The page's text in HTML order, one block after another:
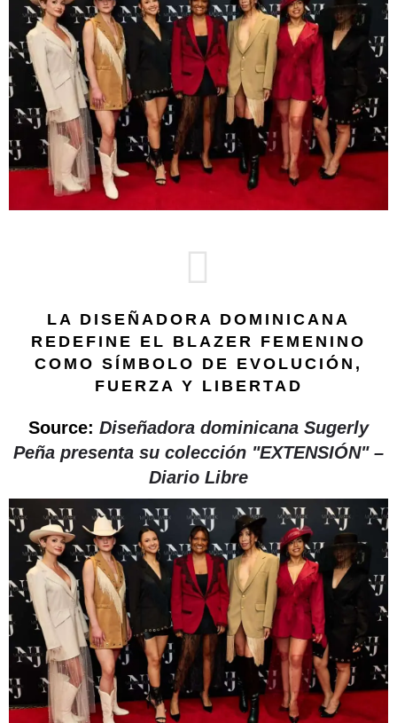
LA DISEÑADORA DOMINICANA
REDEFINE EL BLAZER FEMENINO
COMO SÍMBOLO DE EVOLUCIÓN,
FUERZA Y LIBERTAD
Source: Diseñadora dominicana Sugerly
Peña presenta su colección "EXTENSIÓN" –
Diario Libre